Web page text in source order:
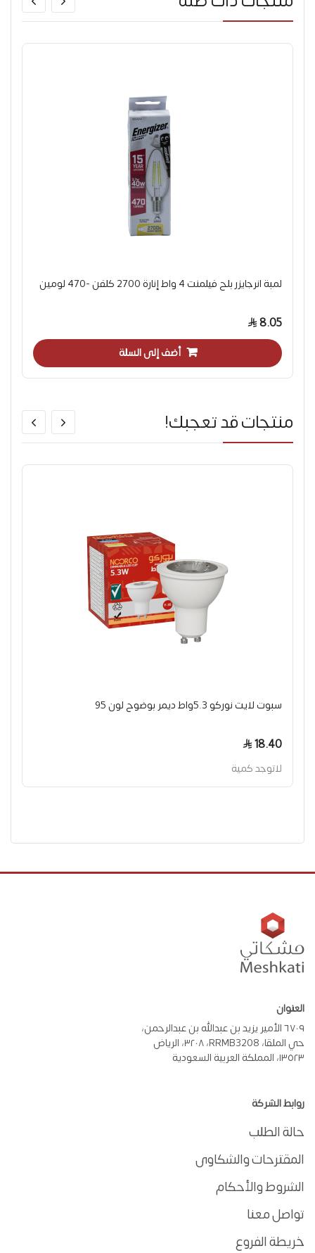
لمبة انرجايزر بلح فيلمنت 4 واط إنارة 2700 كلفن -470 لومين
8.05
أضف إلى السلة
منتجات قد تعجبك!
سبوت لايت نوركو 5.3واط ديمر بوضوح لون 95
18.40
لاتوجد كمية
العنوان
٦٧٠٩ الأمير يزيد بن عبدالله بن عبدالرحمن،
حي الملقا، RRMB3208، ٣٢٠٨، الرياض
١٣٥٢٣، المملكة العربية السعودية
روابط الشركة
حالة الطلب
المقترحات والشكاوى
الشروط والأحكام
تواصل معنا
خريطة الفروع